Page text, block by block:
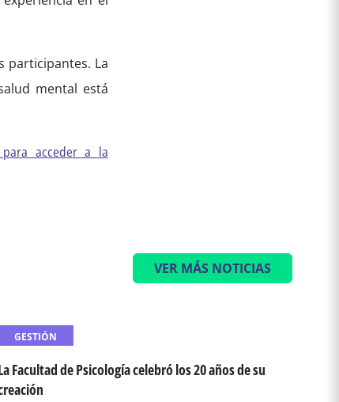
participantes. La
mental está
acceder a la
VER MÁS NOTICIAS
GESTIÓN
Facultad de Psicología celebró los 20 años de su